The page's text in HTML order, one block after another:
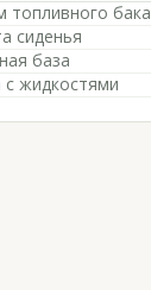
топливного бака
сиденья
база
с жидкостями